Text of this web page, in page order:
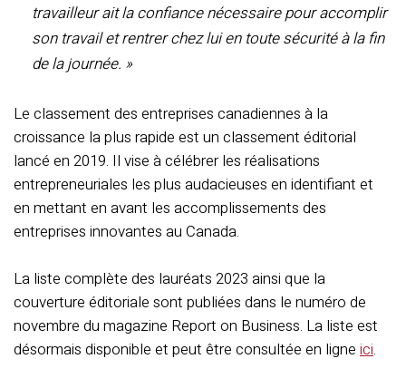
travailleur ait la confiance nécessaire pour accomplir
son travail et rentrer chez lui en toute sécurité à la fin
de la journée. »
Le classement des entreprises canadiennes à la
croissance la plus rapide est un classement éditorial
lancé en 2019. Il vise à célébrer les réalisations
entrepreneuriales les plus audacieuses en identifiant et
en mettant en avant les accomplissements des
entreprises innovantes au Canada.
La liste complète des lauréats 2023 ainsi que la
couverture éditoriale sont publiées dans le numéro de
novembre du magazine Report on Business. La liste est
désormais disponible et peut être consultée en ligne ici.